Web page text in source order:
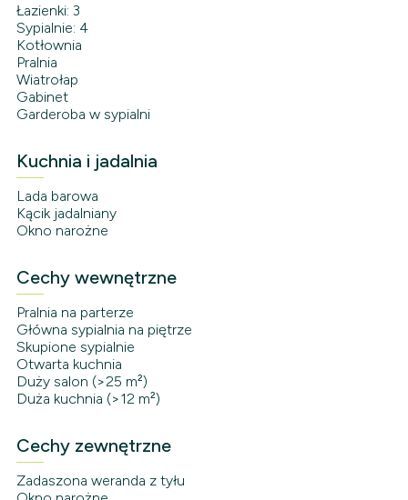
Łazienki: 3
Sypialnie: 4
Kotłownia
Pralnia
Wiatrołap
Gabinet
Garderoba w sypialni
Kuchnia i jadalnia
Lada barowa
Kącik jadalniany
Okno narożne
Cechy wewnętrzne
Pralnia na parterze
Główna sypialnia na piętrze
Skupione sypialnie
Otwarta kuchnia
Duży salon (>25 m²)
Duża kuchnia (>12 m²)
Cechy zewnętrzne
Zadaszona weranda z tyłu